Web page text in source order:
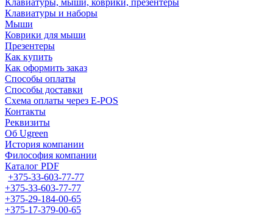
Клавиатуры, мыши, коврики, презентеры
Клавиатуры и наборы
Мыши
Коврики для мыши
Презентеры
Как купить
Как оформить заказ
Способы оплаты
Способы доставки
Схема оплаты через E-POS
Контакты
Реквизиты
Об Ugreen
История компании
Философия компании
Каталог PDF
+375-33-603-77-77
+375-33-603-77-77
+375-29-184-00-65
+375-17-379-00-65